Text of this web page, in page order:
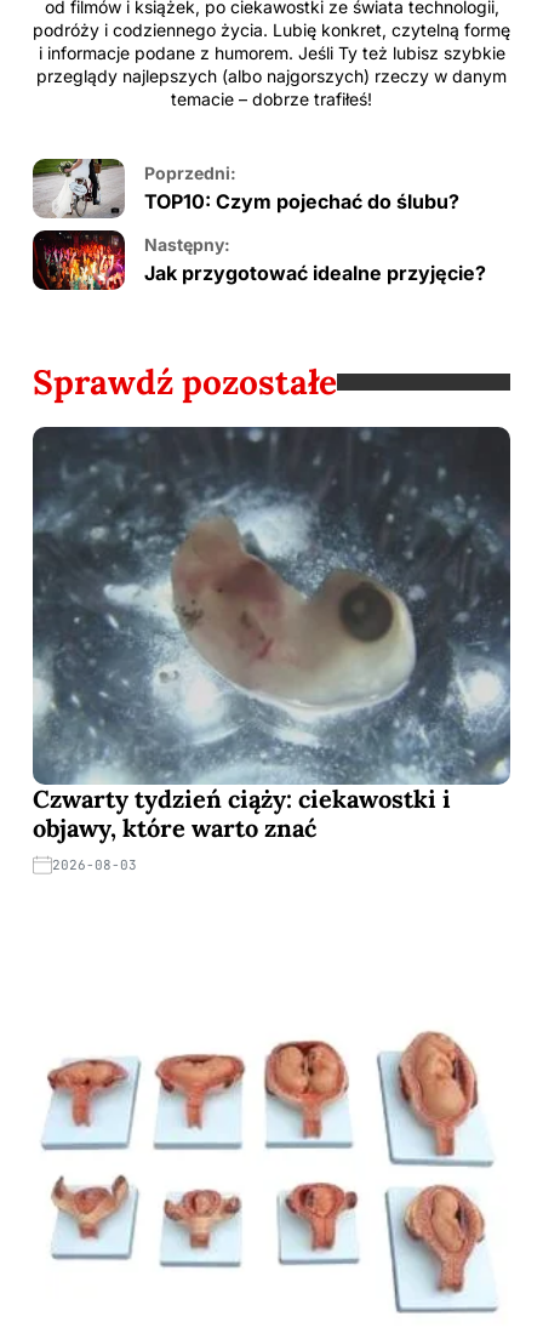
od filmów i książek, po ciekawostki ze świata technologii,
podróży i codziennego życia. Lubię konkret, czytelną formę
i informacje podane z humorem. Jeśli Ty też lubisz szybkie
przeglądy najlepszych (albo najgorszych) rzeczy w danym
temacie – dobrze trafiłeś!
Poprzedni:
TOP10: Czym pojechać do ślubu?
Następny:
Jak przygotować idealne przyjęcie?
Sprawdź pozostałe
Czwarty tydzień ciąży: ciekawostki i
objawy, które warto znać
2026-08-03